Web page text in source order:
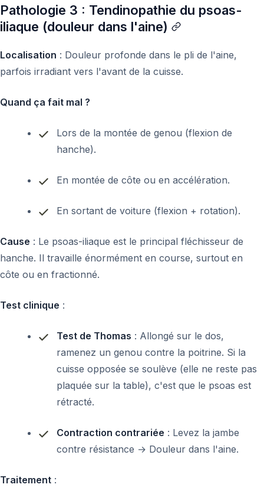
Pathologie 3 : Tendinopathie du psoas-
iliaque (douleur dans l'aine)
Localisation : Douleur profonde dans le pli de l'aine,
parfois irradiant vers l'avant de la cuisse.
Quand ça fait mal ?
Lors de la montée de genou (flexion de
hanche).
En montée de côte ou en accélération.
En sortant de voiture (flexion + rotation).
Cause : Le psoas-iliaque est le principal fléchisseur de
hanche. Il travaille énormément en course, surtout en
côte ou en fractionné.
Test clinique :
Test de Thomas : Allongé sur le dos,
ramenez un genou contre la poitrine. Si la
cuisse opposée se soulève (elle ne reste pas
plaquée sur la table), c'est que le psoas est
rétracté.
Contraction contrariée : Levez la jambe
contre résistance → Douleur dans l'aine.
Traitement :